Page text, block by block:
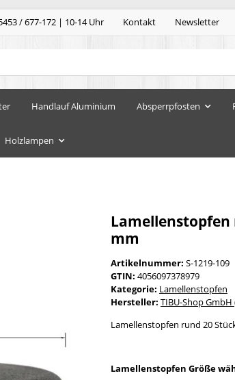
/ 677-172 | 10-14 Uhr Kontakt Newsletter
Handlauf Aluminium Absperrpfosten
Holzlampen
Lamellenstopfen
mm
Artikelnummer: S-1219-109
GTIN: 4056097378979
Kategorie: Lamellenstopfen
Hersteller: TIBU-Shop
Lamellenstopfen rund 20
Lamellenstopfen Größe